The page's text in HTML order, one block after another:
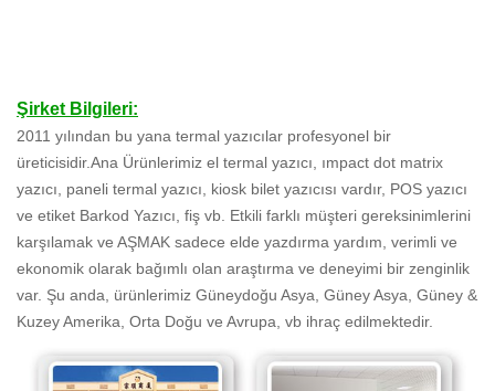
Şirket Bilgileri:
2011 yılından bu yana termal yazıcılar profesyonel bir
üreticisidir.Ana Ürünlerimiz el termal yazıcı, ımpact dot matrix
yazıcı, paneli termal yazıcı, kiosk bilet yazıcısı vardır, POS yazıcı
ve etiket Barkod Yazıcı, fiş vb. Etkili farklı müşteri gereksinimlerini
karşılamak ve AŞMAK sadece elde yazdırma yardım, verimli ve
ekonomik olarak bağımlı olan araştırma ve deneyimi bir zenginlik
var. Şu anda, ürünlerimiz Güneydoğu Asya, Güney Asya, Güney &
Kuzey Amerika, Orta Doğu ve Avrupa, vb ihraç edilmektedir.